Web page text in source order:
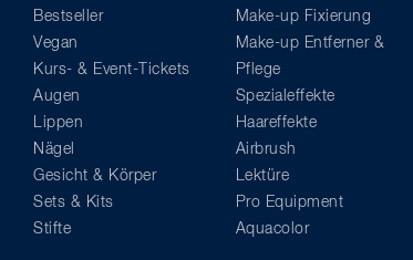
Bestseller
Vegan
Kurs- & Event-Tickets
Augen
Lippen
Nägel
Gesicht & Körper
Sets & Kits
Stifte
Make-up Fixierung
Make-up Entferner &
Pflege
Spezialeffekte
Haareffekte
Airbrush
Lektüre
Pro Equipment
Aquacolor